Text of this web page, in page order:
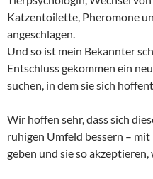
Katzentoilette, Pheromone
angeschlagen.
Und so ist mein Bekannter
Entschluss gekommen ein
suchen, in dem sie sich
Wir hoffen sehr, dass sich
ruhigen Umfeld bessern –
geben und sie so akzeptieren,